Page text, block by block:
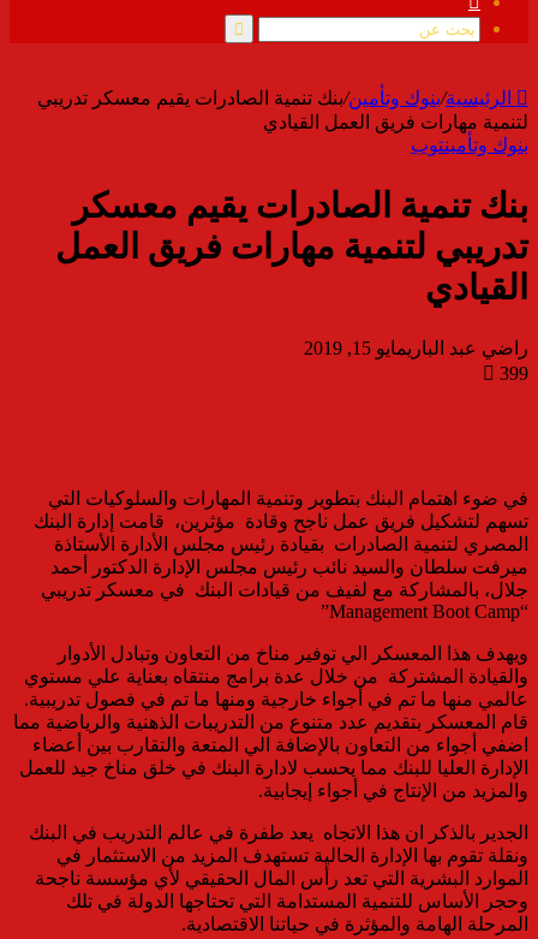
الموقع
RSS
بحث
الرئيسية/بنوك وتأمين/بنك تنمية الصادرات يقيم معسكر تدريبي
لتنمية مهارات فريق العمل القيادي
بنوك وتأمينتوب
بنك تنمية الصادرات يقيم معسكر
تدريبي لتنمية مهارات فريق العمل
القيادي
راضي عبد الباريمايو 15, 2019
399
في ضوء اهتمام البنك بتطوير وتنمية المهارات والسلوكيات التي
تسهم لتشكيل فريق عمل ناجح وقادة مؤثرين، قامت إدارة البنك
المصري لتنمية الصادرات بقيادة رئيس مجلس الأدارة الأستاذة
ميرفت سلطان والسيد نائب رئيس مجلس الإدارة الدكتور أحمد
جلال، بالمشاركة مع لفيف من قيادات البنك في معسكر تدريبي
“Management Boot Camp”
ويهدف هذا المعسكر الي توفير مناخ من التعاون وتبادل الأدوار
والقيادة المشتركة من خلال عدة برامج منتقاه بعناية علي مستوي
عالمي منها ما تم في أجواء خارجية ومنها ما تم في فصول تدريبية.
قام المعسكر بتقديم عدد متنوع من التدريبات الذهنية والرياضية مما
اضفي أجواء من التعاون بالإضافة الي المتعة والتقارب بين أعضاء
الإدارة العليا للبنك مما يحسب لادارة البنك في خلق مناخ جيد للعمل
والمزيد من الإنتاج في أجواء إيجابية.
الجدير بالذكر ان هذا الاتجاه يعد طفرة في عالم التدريب في البنك
ونقلة تقوم بها الإدارة الحالية تستهدف المزيد من الاستثمار في
الموارد البشرية التي تعد رأس المال الحقيقي لأي مؤسسة ناجحة
وحجر الأساس للتنمية المستدامة التي تحتاجها الدولة في تلك
المرحلة الهامة والمؤثرة في حياتنا الاقتصادية.